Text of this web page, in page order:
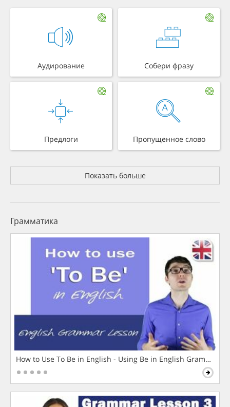
Аудирование Собери фразу
Предлоги Пропущенное слово
Показать больше
Грамматика
How to Use To Be in English - Using Be in English Grammar